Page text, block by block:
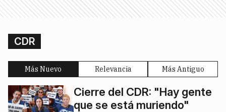
CDR
Más Nuevo Relevancia Más Antiguo
Cierre del CDR: "Hay gente
que se está muriendo"